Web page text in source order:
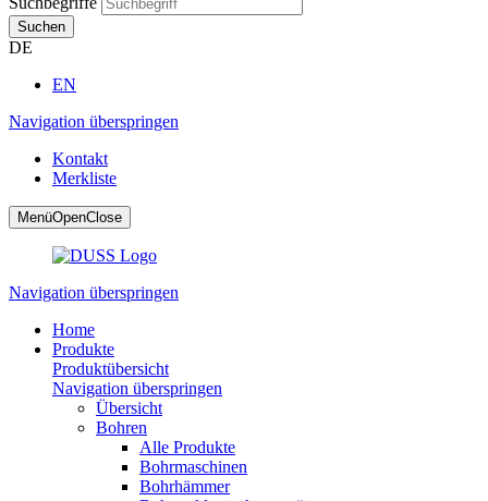
Suchen
DE
EN
Navigation überspringen
Kontakt
Merkliste
MenüOpenClose
Navigation überspringen
Home
Produkte
Produktübersicht
Navigation überspringen
Übersicht
Bohren
Alle Produkte
Bohrmaschinen
Bohrhämmer